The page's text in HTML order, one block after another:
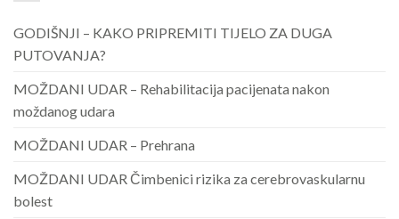
GODIŠNJI – KAKO PRIPREMITI TIJELO ZA DUGA
PUTOVANJA?
MOŽDANI UDAR – Rehabilitacija pacijenata nakon
moždanog udara
MOŽDANI UDAR – Prehrana
MOŽDANI UDAR Čimbenici rizika za cerebrovaskularnu
bolest